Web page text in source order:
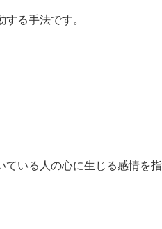
る手法です。
ている人の心に生じる感情を指